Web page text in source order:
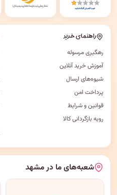
راهنمای خرید
رهگیری مرسوله
آموزش خرید آنلاین
شیوه‌های ارسال
پرداخت امن
قوانین و شرایط
رویه بازگردانی کالا
شعبه‌های ما در مشهد